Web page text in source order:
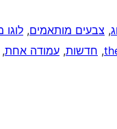
, צבעים מותאמים,
, חדשות, עמודה אחת